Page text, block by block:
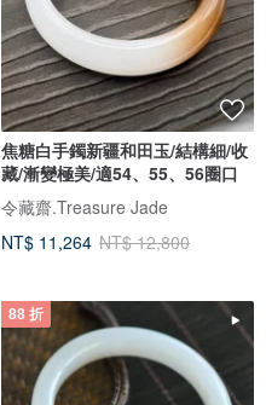
焦糖白手鐲新疆和田玉/結構細/收
藏/漸變極美/適54、55、56圈口
令藏齋.Treasure Jade
NT$ 11,264 NT$ 12,800
88 折